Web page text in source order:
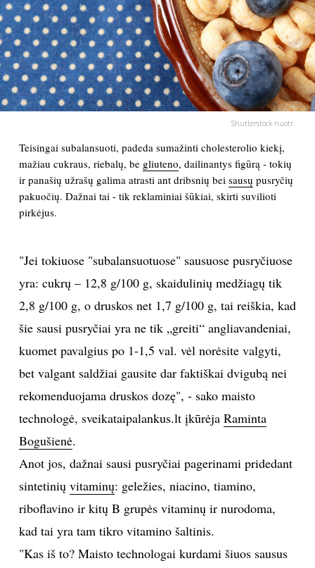
PSICHOLOGIJA
HOROSKOPAI
ASTROLOGIJA
POLITIKA
KULTŪRA
LAISVALAIKIS
KINAS
MUZIKA
SPORTAS
FOTOGRAFIJA
MENAS
ĮDOMYBĖS
Shutterstock nuotr.
Teisingai subalansuoti, padeda sumažinti cholesterolio kiekį,
mažiau cukraus, riebalų, be gliuteno, dailinantys figūrą - tokių
ir panašių užrašų galima atrasti ant dribsnių bei sausų pusryčių
pakuočių. Dažnai tai - tik reklaminiai šūkiai, skirti suvilioti
pirkėjus.
"Jei tokiuose "subalansuotuose" sausuose pusryčiuose
yra: cukrų – 12,8 g/100 g, skaidulinių medžiagų tik
2,8 g/100 g, o druskos net 1,7 g/100 g, tai reiškia, kad
šie sausi pusryčiai yra ne tik „greiti“ angliavandeniai,
kuomet pavalgius po 1-1,5 val. vėl norėsite valgyti,
bet valgant saldžiai gausite dar faktiškai dvigubą nei
rekomenduojama druskos dozę", - sako maisto
technologė, sveikataipalankus.lt įkūrėja Raminta
Bogušienė.
Anot jos, dažnai sausi pusryčiai pagerinami pridedant
sintetinių vitaminų: geležies, niacino, tiamino,
riboflavino ir kitų B grupės vitaminų ir nurodoma,
kad tai yra tam tikro vitamino šaltinis.
"Kas iš to? Maisto technologai kurdami šiuos sausus